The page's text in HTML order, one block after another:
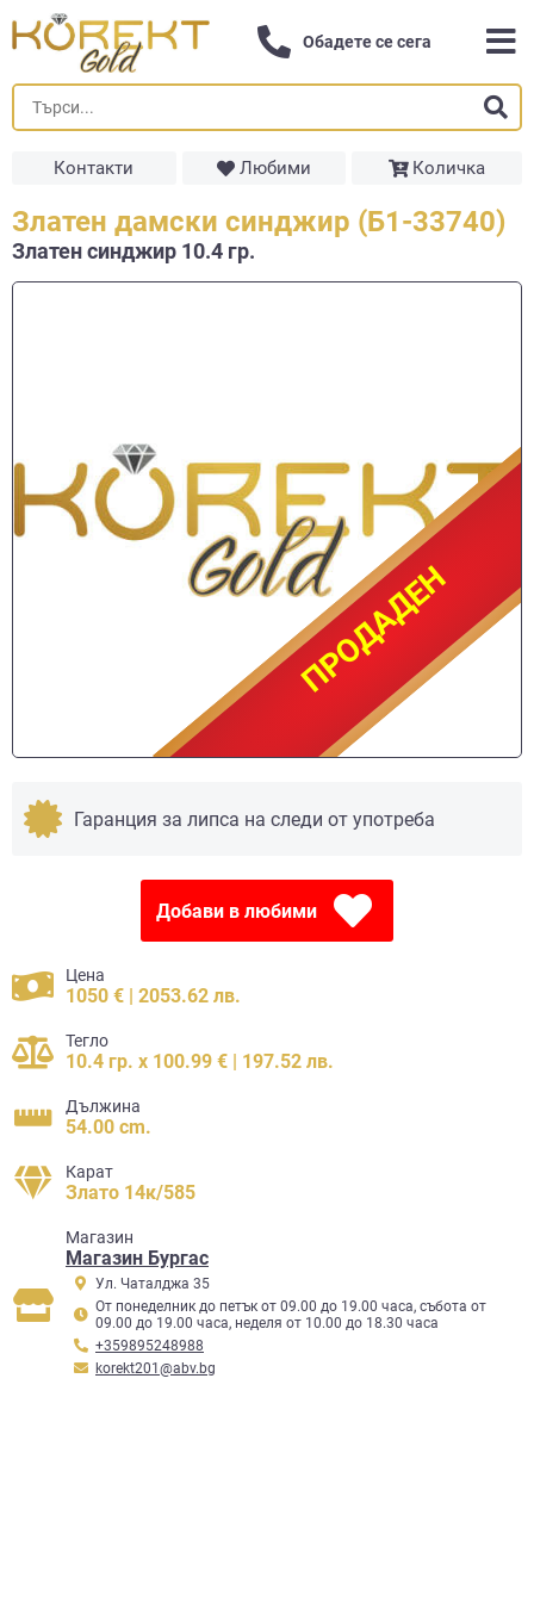
Обадете се сега
Контакти Любими Количка
Златен дамски синджир (Б1-33740)
Златен синджир 10.4 гр.
ПРОДАДЕН
ПРОДАДЕН
Гаранция за липса на следи от употреба
Добави в любими
Цена
1050 € | 2053.62 лв.
Тегло
10.4 гр. x 100.99 € | 197.52 лв.
Дължина
54.00 cm.
Карат
Злато 14к/585
Mагазин
Магазин Бургас
Ул. Чаталджа 35
От понеделник до петък от 09.00 до 19.00 часа, събота от
09.00 до 19.00 часа, неделя от 10.00 до 18.30 часа
+359895248988
korekt201@abv.bg